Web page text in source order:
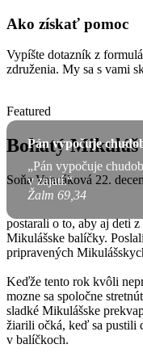
Ako získať pomoc
Vypíšte dotazník z
združenia. My sa s vami
Pán vypočuje
„Pán vypočuje
v zajatí.“
Žalm 69,34
Featured
Bohatý
Soňa Vancáková 22.
postarali o to, aby aj deti
Mikulášske balíčky.
pripravených
Keďže tento rok kvôli
mozne sa spoločne
sladké Mikulášske
žiarili očká, keď sa pustili
v balíčkoch.